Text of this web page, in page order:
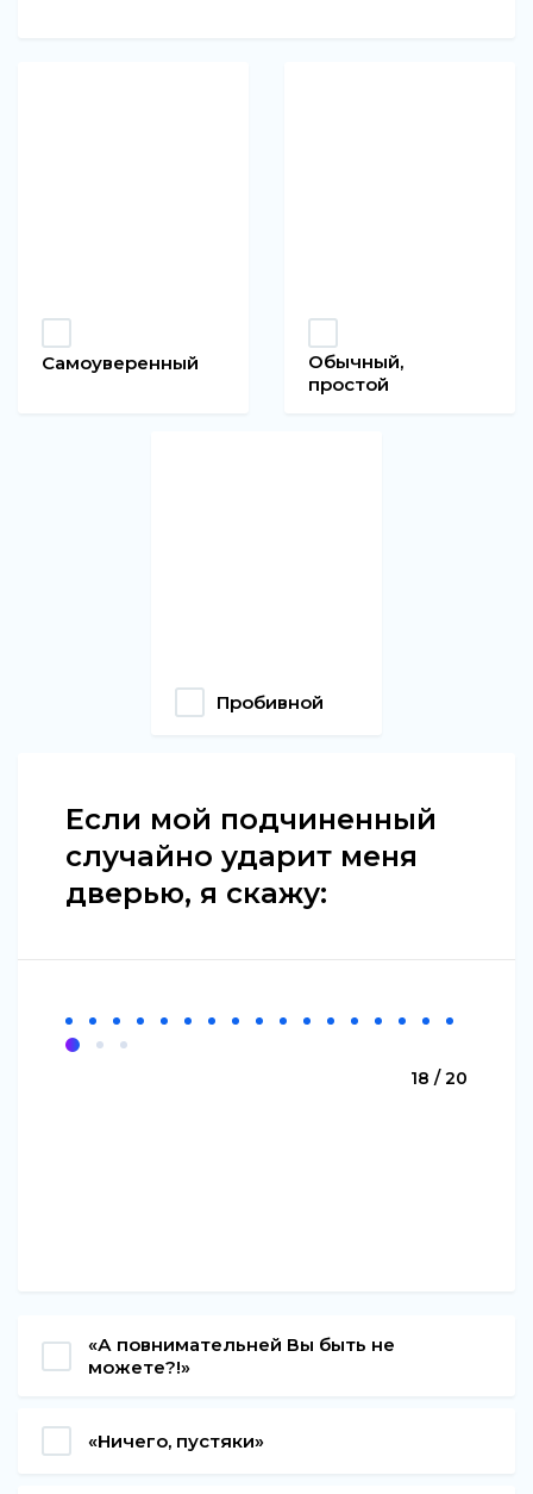
Самоуверенный
Обычный,
простой
Пробивной
Если мой подчиненный
случайно ударит меня
дверью, я скажу:
18 / 20
«А повнимательней Вы быть не
можете?!»
«Ничего, пустяки»